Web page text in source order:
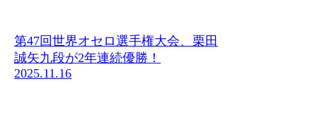
第47回世界オセロ選手権大会、栗田
誠矢九段が2年連続優勝！
2025.11.16